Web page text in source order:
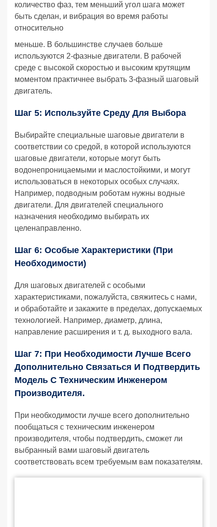
количество фаз, тем меньший угол шага может
быть сделан, и вибрация во время работы
относительно
меньше. В большинстве случаев больше
используются 2-фазные двигатели. В рабочей
среде с высокой скоростью и высоким крутящим
моментом практичнее выбрать 3-фазный шаговый
двигатель.
Шаг 5: Используйте Среду Для Выбора
Выбирайте специальные шаговые двигатели в
соответствии со средой, в которой используются
шаговые двигатели, которые могут быть
водонепроницаемыми и маслостойкими, и могут
использоваться в некоторых особых случаях.
Например, подводным роботам нужны водные
двигатели. Для двигателей специального
назначения необходимо выбирать их
целенаправленно.
Шаг 6: Особые Характеристики (при
Необходимости)
Для шаговых двигателей с особыми
характеристиками, пожалуйста, свяжитесь с нами,
и обработайте и закажите в пределах, допускаемых
технологией. Например, диаметр, длина,
направление расширения и т. д. выходного вала.
Шаг 7: При Необходимости Лучше Всего
Дополнительно Связаться И Подтвердить
Модель С Техническим Инженером
Производителя.
При необходимости лучше всего дополнительно
пообщаться с техническим инженером
производителя, чтобы подтвердить, сможет ли
выбранный вами шаговый двигатель
соответствовать всем требуемым вам показателям.